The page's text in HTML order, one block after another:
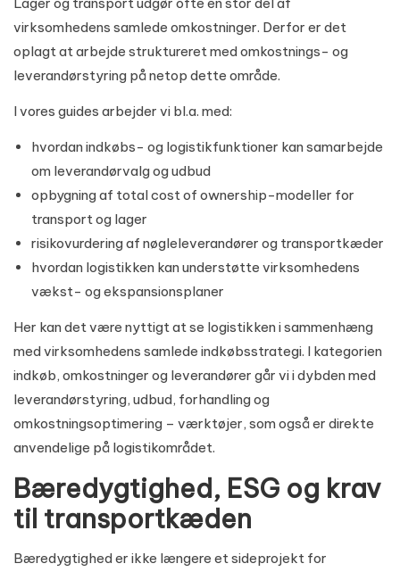
Lager og transport udgør ofte en stor del af
virksomhedens samlede omkostninger. Derfor er det
oplagt at arbejde struktureret med omkostnings- og
leverandørstyring på netop dette område.
I vores guides arbejder vi bl.a. med:
hvordan indkøbs- og logistikfunktioner kan samarbejde
om leverandørvalg og udbud
opbygning af total cost of ownership-modeller for
transport og lager
risikovurdering af nøgleleverandører og transportkæder
hvordan logistikken kan understøtte virksomhedens
vækst- og ekspansionsplaner
Her kan det være nyttigt at se logistikken i sammenhæng
med virksomhedens samlede indkøbsstrategi. I kategorien
indkøb, omkostninger og leverandører går vi i dybden med
leverandørstyring, udbud, forhandling og
omkostningsoptimering – værktøjer, som også er direkte
anvendelige på logistikområdet.
Bæredygtighed, ESG og krav
til transportkæden
Bæredygtighed er ikke længere et sideprojekt for